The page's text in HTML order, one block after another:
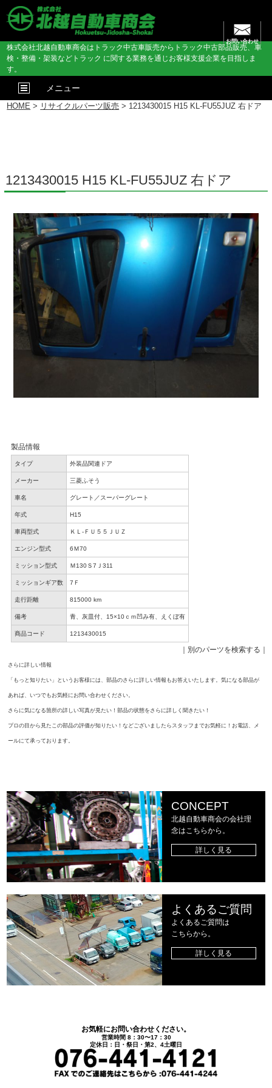
お問い合わせ
株式会社北越自動車商会はトラック中古車販売からトラック中古部品販売、車
検・整備・架装などトラック に関する業務を通じお客様支援企業を目指しま
す。
メニュー
HOME > リサイクルパーツ販売 > 1213430015 H15 KL-FU55JUZ 右ドア
1213430015 H15 KL-FU55JUZ 右ドア
製品情報
タイプ 外装品関連ドア
メーカー 三菱ふそう
車名 グレート／スーパーグレート
年式 H15
車両型式 ＫＬ-ＦＵ５５ＪＵＺ
エンジン型式 6Ｍ70
ミッション型式 Ｍ130Ｓ7Ｊ311
ミッションギア数 7Ｆ
走行距離 815000 km
備考 青、灰皿付、15×10ｃｍ凹み有、えくぼ有
商品コード 1213430015
｜ 別のパーツを検索する ｜
さらに詳しい情報
「もっと知りたい」というお客様には、部品のさらに詳しい情報もお答えいたします。気になる部品が
あれば、いつでもお気軽にお問い合わせください。
さらに気になる箇所の詳しい写真が見たい！部品の状態をさらに詳しく聞きたい！
プロの目から見たこの部品の評価が知りたい！などございましたらスタッフまでお気軽に！お電話、メ
ールにて承っております。
CONCEPT
北越自動車商会の会社理
念はこちらから。
詳しく見る
よくあるご質問
よくあるご質問は
こちらから。
詳しく見る
お気軽にお問い合わせください。
営業時間 8：30〜17：30
定休日：日・祭日・第2、4土曜日